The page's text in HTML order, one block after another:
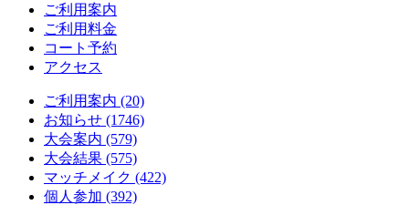
ご利用案内
ご利用料金
コート予約
アクセス
ご利用案内 (20)
お知らせ (1746)
大会案内 (579)
大会結果 (575)
マッチメイク (422)
個人参加 (392)